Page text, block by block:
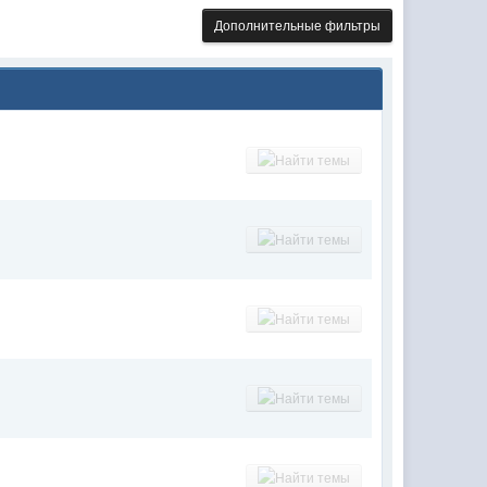
Дополнительные фильтры